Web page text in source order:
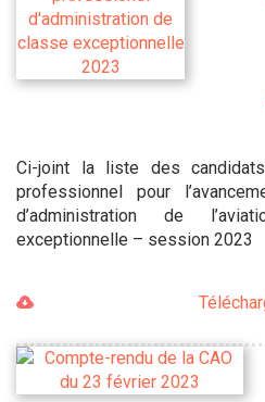
Ci-joint la liste des
professionnel pour
d’administration de
exceptionnelle – session 2023